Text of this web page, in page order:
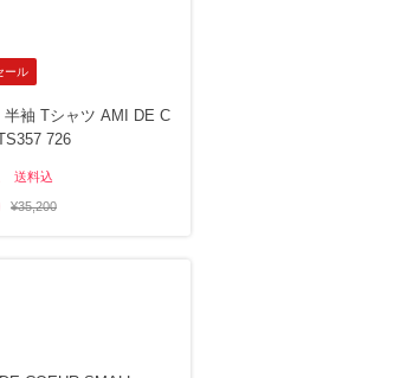
ール
半袖 Tシャツ AMI DE C
726
送料込
¥35,200